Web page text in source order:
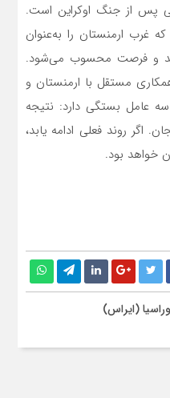
پس از جنگ اوکراین است.
غرب ارمنستان را به‌عنوان
و فرصت محسوب می‌شود.
مستقل با ارمنستان و
عامل بستگی دارد: نتیجه
اگر روند فعلی ادامه یابد،
خواهد بود.
(ایراس)